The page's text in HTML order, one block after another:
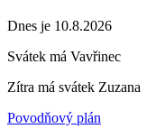
Dnes je 10.8.2026
Svátek má Vavřinec
Zítra má svátek Zuzana
Povodňový plán